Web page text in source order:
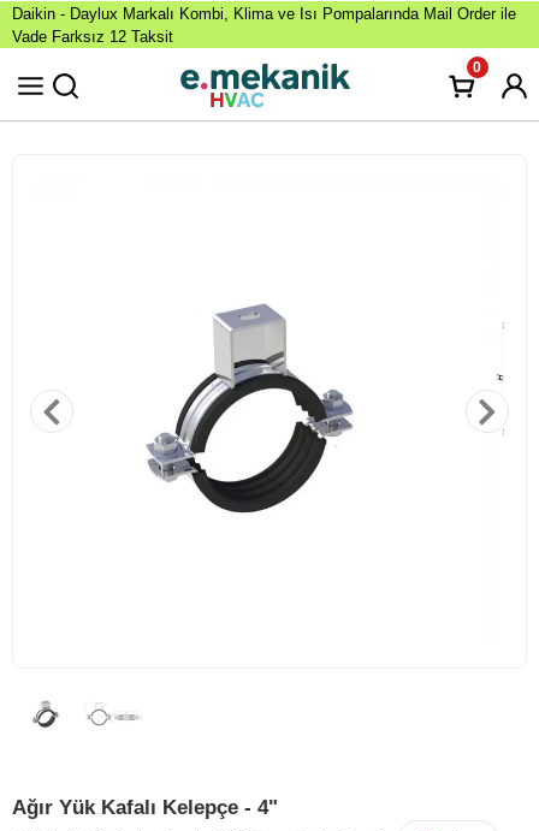
Daikin - Daylux Markalı Kombi, Klima ve Isı Pompalarında Mail Order ile
Vade Farksız 12 Taksit
0
Ağır Yük Kafalı Kelepçe - 4"